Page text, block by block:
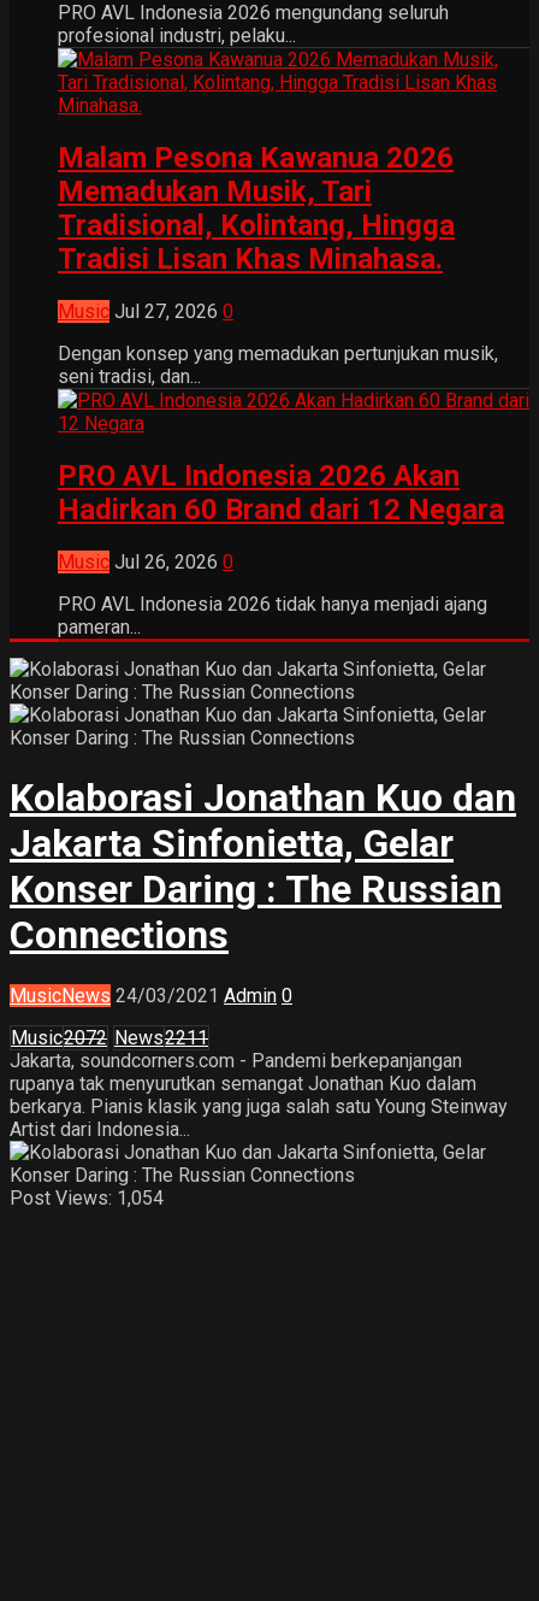
PRO AVL Indonesia 2026 mengundang seluruh
profesional industri, pelaku...
Malam Pesona Kawanua 2026
Memadukan Musik, Tari
Tradisional, Kolintang, Hingga
Tradisi Lisan Khas Minahasa.
Music Jul 27, 2026 0
Dengan konsep yang memadukan pertunjukan musik,
seni tradisi, dan...
PRO AVL Indonesia 2026 Akan
Hadirkan 60 Brand dari 12 Negara
Music Jul 26, 2026 0
PRO AVL Indonesia 2026 tidak hanya menjadi ajang
pameran...
Kolaborasi Jonathan Kuo dan
Jakarta Sinfonietta, Gelar
Konser Daring : The Russian
Connections
MusicNews 24/03/2021 Admin 0
Music2072 News2211
Jakarta, soundcorners.com - Pandemi berkepanjangan
rupanya tak menyurutkan semangat Jonathan Kuo dalam
berkarya. Pianis klasik yang juga salah satu Young Steinway
Artist dari Indonesia...
Post Views: 1,054